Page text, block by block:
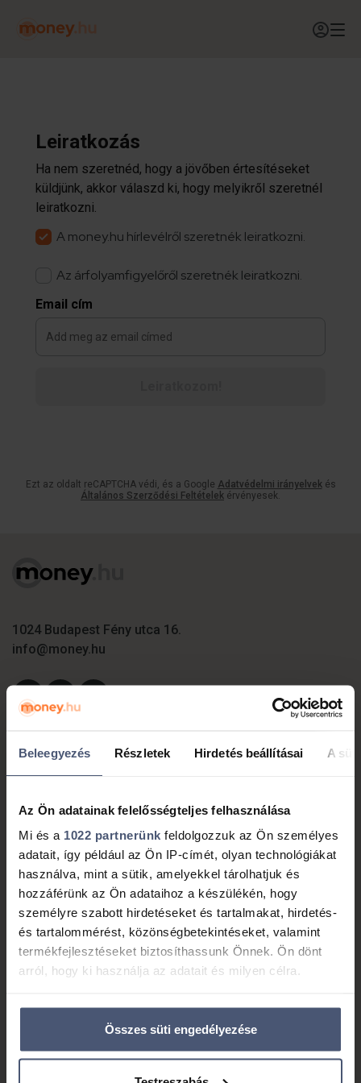
Beleegyezés Részletek Hirdetés beállításai A
Az Ön adatainak felelősségteljes felhasználása
Mi és a 1022 partnerünk feldolgozzuk az Ön személyes
adatait, így például az Ön IP-címét, olyan technológiákat
használva, mint a sütik, amelyekkel tárolhatjuk és
hozzáférünk az Ön adataihoz a készülékén, hogy
személyre szabott hirdetéseket és tartalmakat, hirdetés-
és tartalommérést, közönségbetekintéseket, valamint
termékfejlesztéseket biztosíthassunk Önnek. Ön dönt
arról, hogy ki használja az adatait és milyen célra.
Ha engedélyezi, a következőt is meg szeretnénk tenni:
Információgyűjtés az Ön földrajzi
elhelyezkedéséről pár méteres pontossággal
Összes süti engedélyezése
Leiratkozás
Ha nem szeretnéd, hogy a jövőben értesítéseket
küldjünk, akkor válaszd ki, hogy melyikről szeretnél
leiratkozni.
A money.hu hírlevélről szeretnék leiratkozni.
Az árfolyamfigyelőről szeretnék leiratkozni.
Email cím
Ezt az oldalt reCAPTCHA védi, és a Google Adatvédelmi irányelvekés
Általános Szerződési Feltételek érvényesek.
1024 Budapest Fény utca 16.
info@money.hu
Személyi kölcsön Lakáshitel
Hitelkiváltás Támogatások
Bankszámla Cégeknek
Hitelszakértő kereső
Tippek, tanácsok